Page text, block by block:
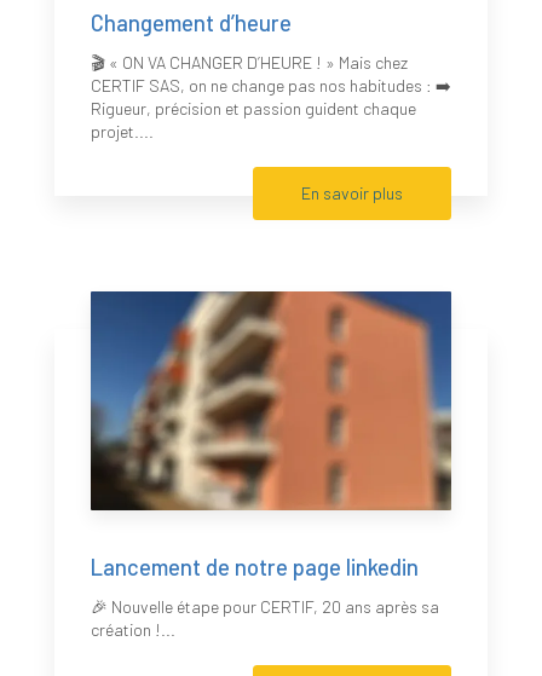
Changement d’heure
🎬 « ON VA CHANGER D’HEURE ! » Mais chez
CERTIF SAS, on ne change pas nos habitudes : ➡️
Rigueur, précision et passion guident chaque
projet....
En savoir plus
Lancement de notre page linkedin
🎉 Nouvelle étape pour CERTIF, 20 ans après sa
création !...